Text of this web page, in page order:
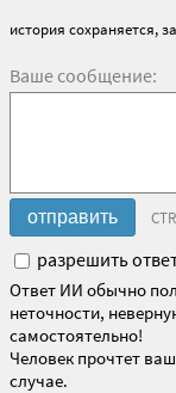
история сохраняется,
Ваше сообщение:
разрешить
Ответ ИИ обычно
неточности,
самостоятельно!
Человек прочтет
случае.